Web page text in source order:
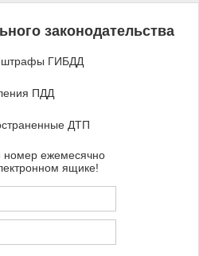
законодательства
штрафы ГИБДД
ПДД
ДТП
номер ежемесячно
ящике!